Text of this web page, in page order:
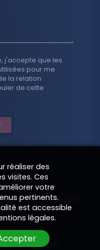
j'accepte que les
pour me
la relation
de cette
mise en page par
2026
—
de cookies
réaliser des
visites. Ces
votre
pertinents.
est accessible
légales.